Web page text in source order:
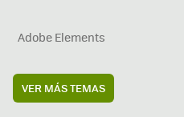
Adobe Elements
VER MÁS TEMAS